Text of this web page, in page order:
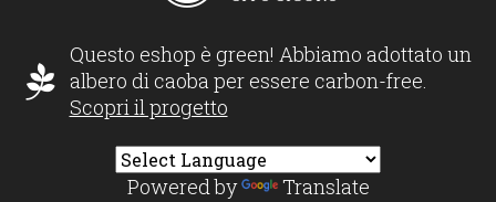
Questo eshop è green! Abbiamo adottato un
albero di caoba per essere carbon-free.
Scopri il progetto
Powered by Translate